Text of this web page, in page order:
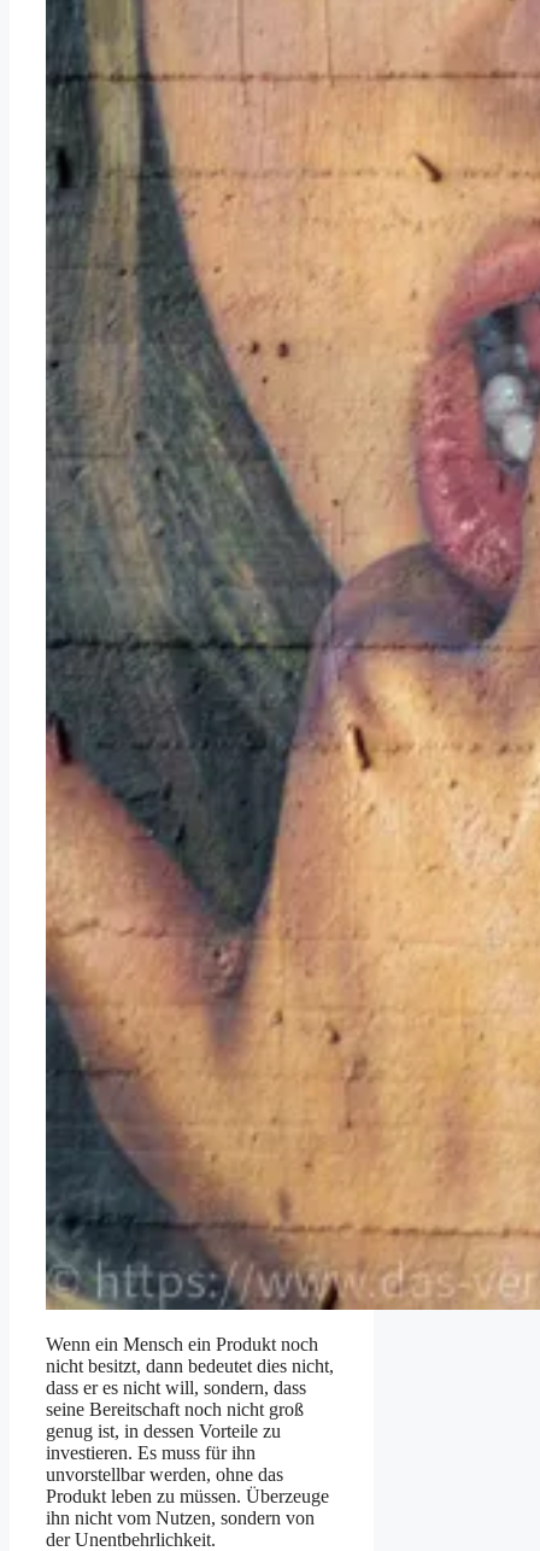
Wenn ein Mensch ein Produkt noch
nicht besitzt, dann bedeutet dies nicht,
dass er es nicht will, sondern, dass
seine Bereitschaft noch nicht groß
genug ist, in dessen Vorteile zu
investieren. Es muss für ihn
unvorstellbar werden, ohne das
Produkt leben zu müssen. Überzeuge
ihn nicht vom Nutzen, sondern von
der Unentbehrlichkeit.